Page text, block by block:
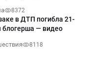
8372
в ДТП погибла 21-
блогерша — видео
8118